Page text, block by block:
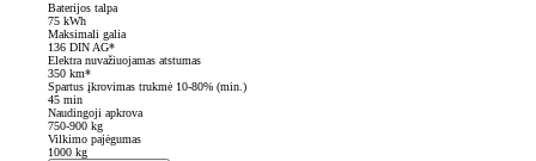
Baterijos talpa
75 kWh
Maksimali galia
136 DIN AG*
Elektra nuvažiuojamas atstumas
350 km*
Spartus įkrovimas trukmė 10-80% (min.)
45 min
Naudingoji apkrova
750-900 kg
Vilkimo pajėgumas
1000 kg